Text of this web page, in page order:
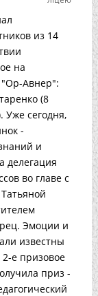
из 14
на
"Ор-Авнер":
(8
Уже сегодня,
-
и
делегация
во главе с
Эмоции и
известны
2-е призовое
приз -